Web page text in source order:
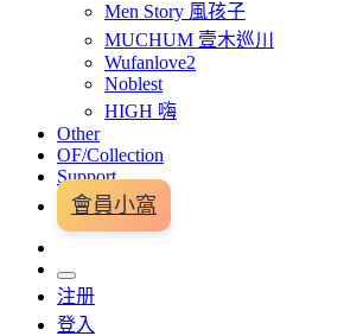
Men Story 風孩子
MUCHUM 壹木巡川
Wufanlove2
Noblest
HIGH 嗨
Other
OF/Collection
Support
會員小窩
注册
登入